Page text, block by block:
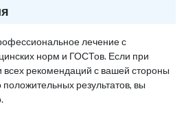
лечение с
норм и ГОСТов. Если при
рекомендаций с вашей стороны
положительных результатов, вы